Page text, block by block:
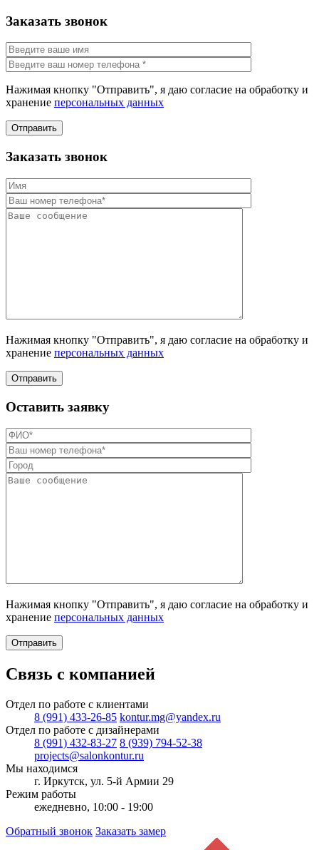
Заказать звонок
Нажимая кнопку "Отправить", я даю согласие на обработку и
хранение персональных данных
Отправить
Заказать звонок
Нажимая кнопку "Отправить", я даю согласие на обработку и
хранение персональных данных
Отправить
Оставить заявку
Нажимая кнопку "Отправить", я даю согласие на обработку и
хранение персональных данных
Отправить
Связь с компанией
Отдел по работе с клиентами
8 (991) 433-26-85 kontur.mg@yandex.ru
Отдел по работе с дизайнерами
8 (991) 432-83-27 8 (939) 794-52-38
projects@salonkontur.ru
Мы находимся
г. Иркутск, ул. 5-й Армии 29
Режим работы
ежедневно, 10:00 - 19:00
Обратный звонок Заказать замер